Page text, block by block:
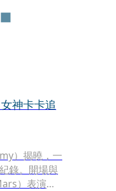
造為史詩級
神卡卡追
）揭曉，一
錄。開場與
）表演